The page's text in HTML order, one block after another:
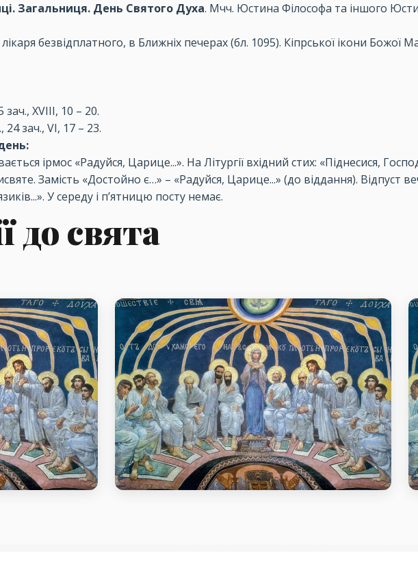
Загальниця. День Святого Духа. Мчч. Юстина Філософа та іншого
безвідплатного, в Ближніх печерах (бл. 1095). Кіпрської ікони Божої
зач., XVIII, 10 – 20.
24 зач., VI, 17 – 23.
ірмос «Радуйся, Царице...». На Літургії вхідний стих: «Піднесися,
Замість «Достойно є…» – «Радуйся, Царице...» (до віддання). Відпуст
У середу і п’ятницю посту немає.
до свята